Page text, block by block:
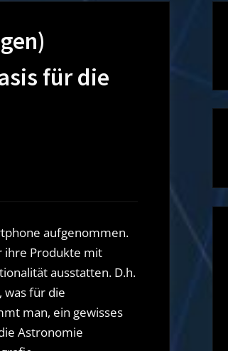
für die
aufgenommen.
ihre Produkte mit
ausstatten. D.h.
was für die
man, ein gewisses
Astronomie